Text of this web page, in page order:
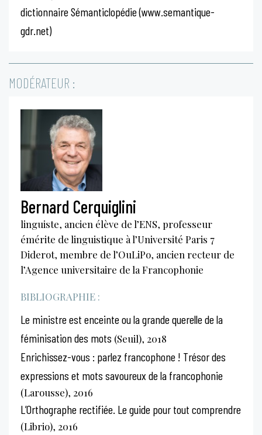
dictionnaire Sémanticlopédie (www.semantique-
gdr.net)
MODÉRATEUR :
Bernard Cerquiglini
linguiste, ancien élève de l’ENS, professeur
émérite de linguistique à l’Université Paris 7
Diderot, membre de l’OuLiPo, ancien recteur de
l’Agence universitaire de la Francophonie
BIBLIOGRAPHIE :
Le ministre est enceinte ou la grande querelle de la
féminisation des mots (Seuil), 2018
Enrichissez-vous : parlez francophone ! Trésor des
expressions et mots savoureux de la francophonie
(Larousse), 2016
L’Orthographe rectifiée. Le guide pour tout comprendre
(Librio), 2016